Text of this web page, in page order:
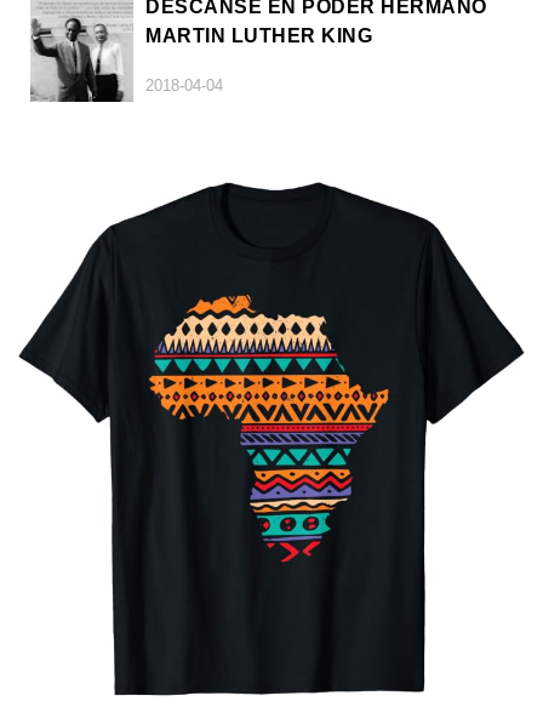
DESCANSE EN PODER HERMANO
MARTIN LUTHER KING
2018-04-04